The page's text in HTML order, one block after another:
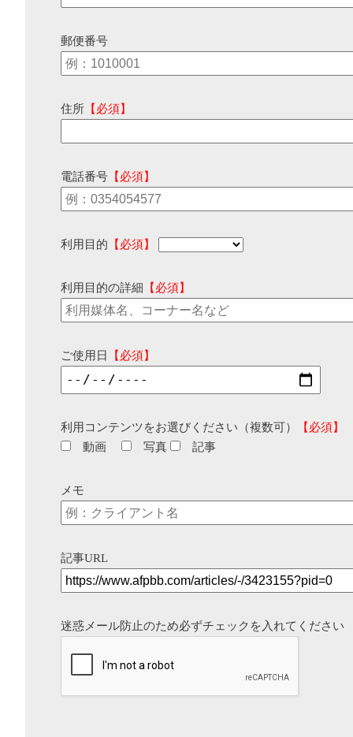
郵便番号
住所 【必須】
電話番号 【必須】
利用目的 【必須】
利用目的の詳細 【必須】
ご使用日 【必須】
利用コンテンツをお選びください（複数可）
【必須】
動画
写真 記事
メモ
記事URL
迷惑メール防止のため必ずチェックを入れてください